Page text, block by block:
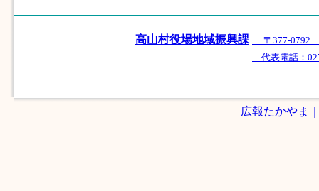
高山村役場地域振興課
〒377-0792
代表電話：
広報たかやま